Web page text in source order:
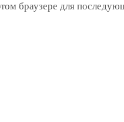
браузере для